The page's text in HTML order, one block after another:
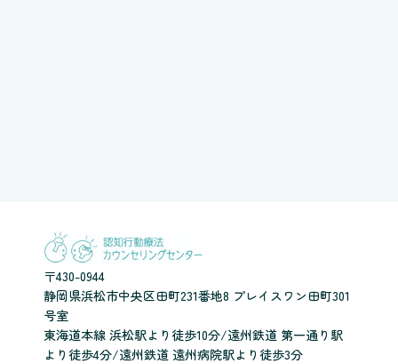
〒430-0944
静岡県浜松市中央区田町231番地8 プレイスワン田町301
号室
東海道本線 浜松駅より徒歩10分/遠州鉄道 第一通り駅
より徒歩4分/遠州鉄道 遠州病院駅より徒歩3分